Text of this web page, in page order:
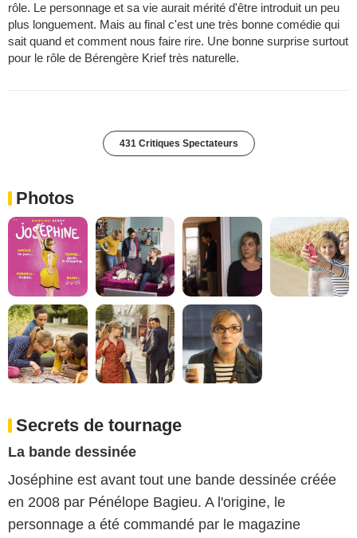
rôle. Le personnage et sa vie aurait mérité d'être introduit un peu
plus longuement. Mais au final c'est une très bonne comédie qui
sait quand et comment nous faire rire. Une bonne surprise surtout
pour le rôle de Bérengère Krief très naturelle.
431 Critiques Spectateurs
Photos
Secrets de tournage
La bande dessinée
Joséphine est avant tout une bande dessinée créée
en 2008 par Pénélope Bagieu. A l'origine, le
personnage a été commandé par le magazine